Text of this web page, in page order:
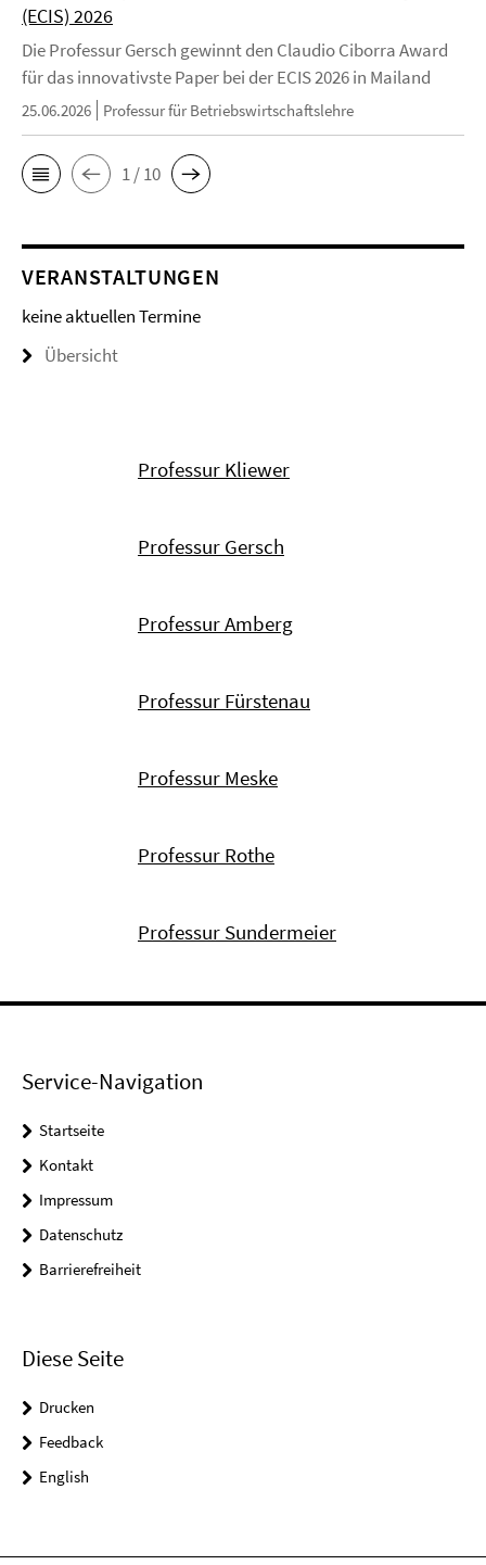
(ECIS) 2026
Die Professur Gersch gewinnt den Claudio Ciborra Award
für das innovativste Paper bei der ECIS 2026 in Mailand
25.06.2026 Professur für Betriebswirtschaftslehre
1 / 10
VERANSTALTUNGEN
keine aktuellen Termine
Übersicht
Professur Kliewer
Professur Gersch
Professur Amberg
Professur Fürstenau
Professur Meske
Professur Rothe
Professur Sundermeier
Service-Navigation
Startseite
Kontakt
Impressum
Datenschutz
Barrierefreiheit
Diese Seite
Drucken
Feedback
English